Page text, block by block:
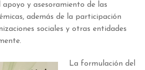
apoyo y asesoramiento de las
además de la participación
sociales y otras entidades
La formulación del